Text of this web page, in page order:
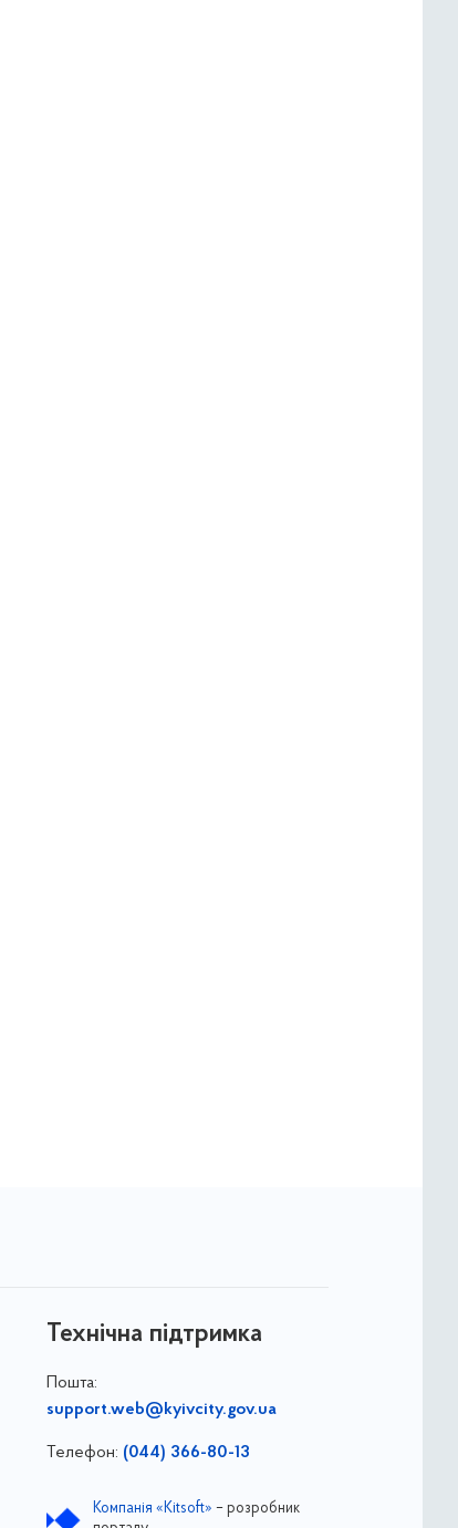
Технічна підтримка
Пошта:
support.web@kyivcity.gov.ua
Телефон: (044) 366-80-13
Компанія «Kitsoft» – розробник